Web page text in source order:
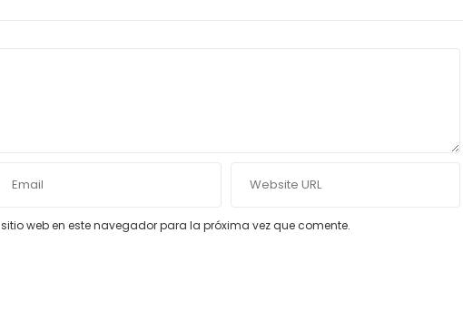
web en este navegador para la próxima vez que comente.